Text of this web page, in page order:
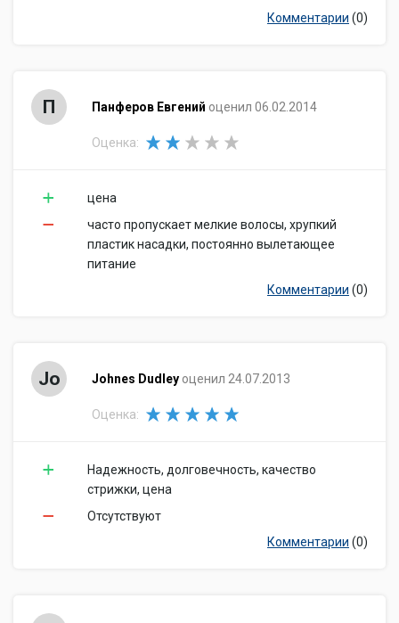
Комментарии (0)
П Панферов Евгений оценил 06.02.2014
Оценка:
цена
часто пропускает мелкие волосы, хрупкий
пластик насадки, постоянно вылетающее
питание
Комментарии (0)
Jo Johnes Dudley оценил 24.07.2013
Оценка:
Надежность, долговечность, качество
стрижки, цена
Отсутствуют
Комментарии (0)